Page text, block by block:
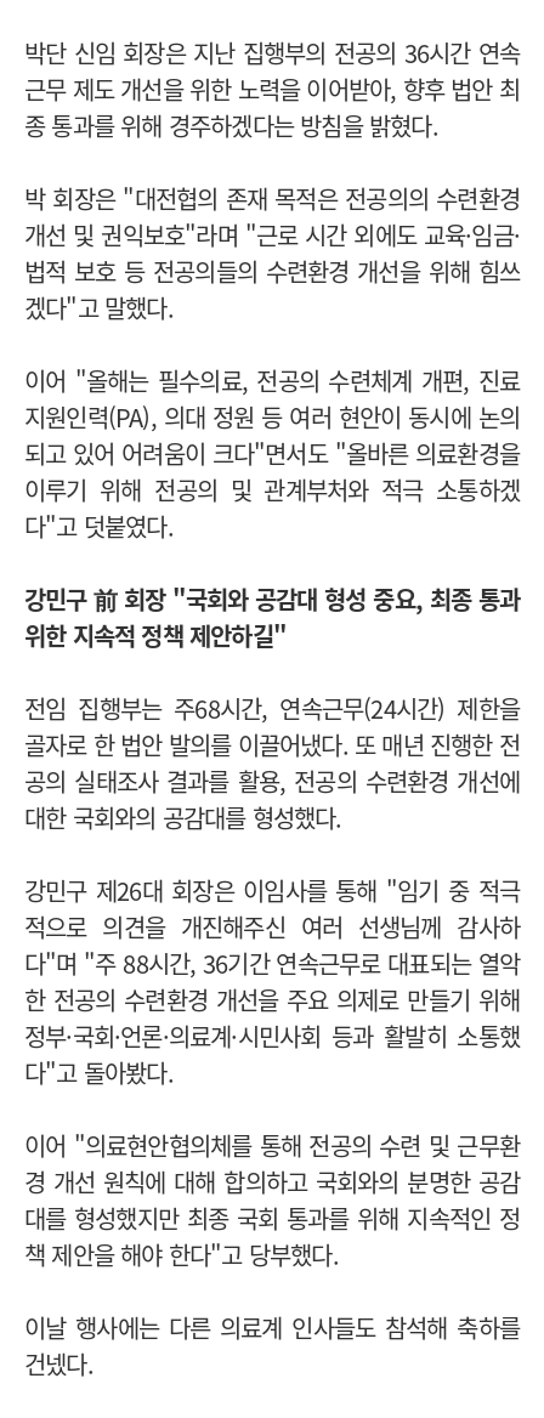
박단 신임 회장은 지난 집행부의 전공의 36시간 연속
근무 제도 개선을 위한 노력을 이어받아, 향후 법안 최
종 통과를 위해 경주하겠다는 방침을 밝혔다.
박 회장은 "대전협의 존재 목적은 전공의의 수련환경
개선 및 권익보호"라며 "근로 시간 외에도 교육·임금·
법적 보호 등 전공의들의 수련환경 개선을 위해 힘쓰
겠다"고 말했다.
이어 "올해는 필수의료, 전공의 수련체계 개편, 진료
지원인력(PA), 의대 정원 등 여러 현안이 동시에 논의
되고 있어 어려움이 크다"면서도 "올바른 의료환경을
이루기 위해 전공의 및 관계부처와 적극 소통하겠
다"고 덧붙였다.
강민구 前 회장 "국회와 공감대 형성 중요, 최종 통과
위한 지속적 정책 제안하길"
전임 집행부는 주68시간, 연속근무(24시간) 제한을
골자로 한 법안 발의를 이끌어냈다. 또 매년 진행한 전
공의 실태조사 결과를 활용, 전공의 수련환경 개선에
대한 국회와의 공감대를 형성했다.
강민구 제26대 회장은 이임사를 통해 "임기 중 적극
적으로 의견을 개진해주신 여러 선생님께 감사하
다"며 "주 88시간, 36기간 연속근무로 대표되는 열악
한 전공의 수련환경 개선을 주요 의제로 만들기 위해
정부·국회·언론·의료계·시민사회 등과 활발히 소통했
다"고 돌아봤다.
이어 "의료현안협의체를 통해 전공의 수련 및 근무환
경 개선 원칙에 대해 합의하고 국회와의 분명한 공감
대를 형성했지만 최종 국회 통과를 위해 지속적인 정
책 제안을 해야 한다"고 당부했다.
이날 행사에는 다른 의료계 인사들도 참석해 축하를
건넸다.